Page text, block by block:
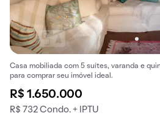
Casa mobiliada com 5 suítes, varanda e
para comprar seu imóvel ideal.
R$ 1.650.000
R$ 732 Condo. + IPTU